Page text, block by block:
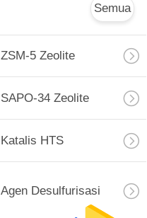
Semua
ZSM-5 Zeolite
SAPO-34 Zeolite
Katalis HTS
Agen Desulfurisasi